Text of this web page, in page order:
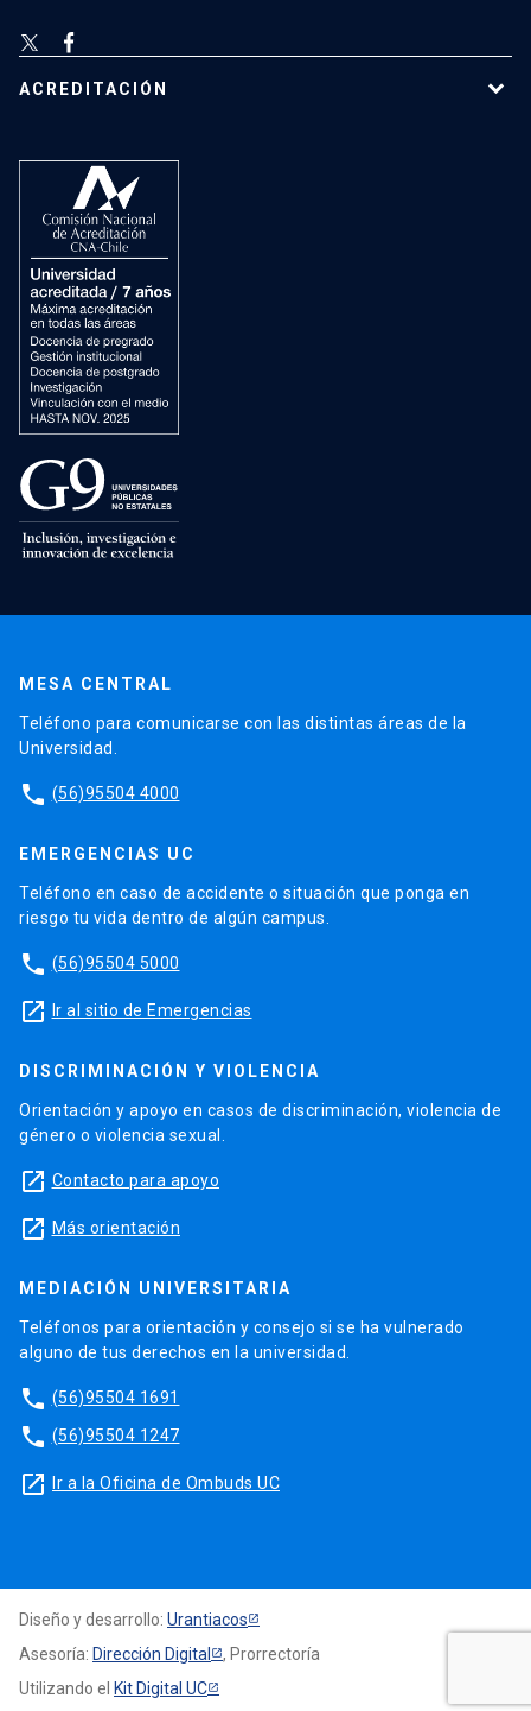
ACREDITACIÓN
MESA CENTRAL
Teléfono para comunicarse con las distintas áreas de la
Universidad.
phone (56)95504 4000
EMERGENCIAS UC
Teléfono en caso de accidente o situación que ponga en
riesgo tu vida dentro de algún campus.
phone (56)95504 5000
launch Ir al sitio de Emergencias
DISCRIMINACIÓN Y VIOLENCIA
Orientación y apoyo en casos de discriminación, violencia de
género o violencia sexual.
launch Contacto para apoyo
launch Más orientación
MEDIACIÓN UNIVERSITARIA
Teléfonos para orientación y consejo si se ha vulnerado
alguno de tus derechos en la universidad.
phone (56)95504 1691
phone (56)95504 1247
launch Ir a la Oficina de Ombuds UC
Diseño y desarrollo: Urantiacos
Asesoría: Dirección Digital
, Prorrectoría
Utilizando el Kit Digital UC